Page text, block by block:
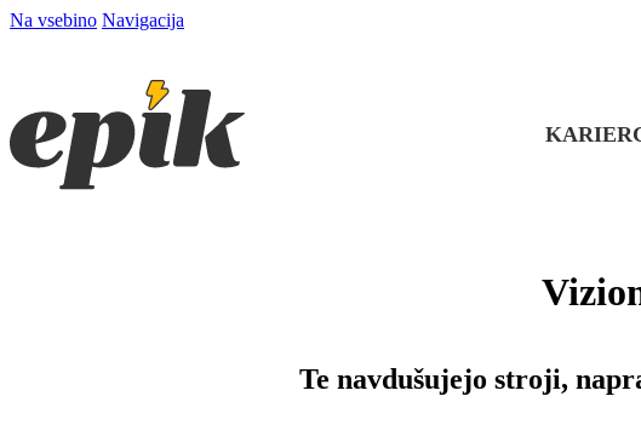
Na vsebino Navigacija
Te navdušujejo stroji,